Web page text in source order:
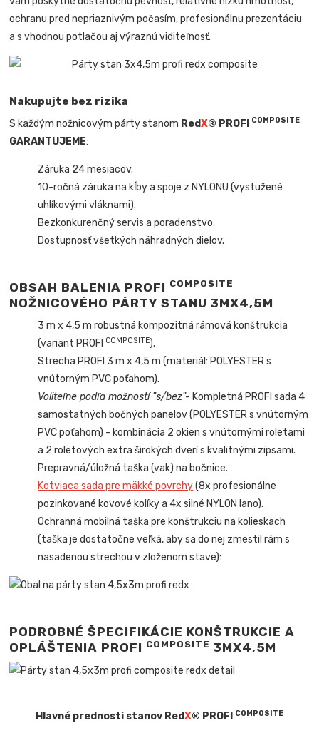
ochranu pred nepriaznivým počasím, profesionálnu prezentáciu
a s vhodnou potlačou aj výraznú viditeľnosť.
Nakupujte bez rizika
S každým nožnicovým párty stanom RedX® PROFI COMPOSITE
GARANTUJEME:
Záruka 24 mesiacov.
10-ročná záruka na kĺby a spoje z NYLONU (vystužené
uhlíkovými vláknami).
Bezkonkurenčný servis a poradenstvo.
Dostupnosť všetkých náhradných dielov.
OBSAH BALENIA PROFI COMPOSITE
NOŽNICOVÉHO PÁRTY STANU 3MX4,5M
3 m x 4,5 m robustná kompozitná rámová konštrukcia
(variant PROFI
COMPOSITE).
Strecha PROFI 3 m x 4,5 m (materiál: POLYESTER s
vnútorným PVC poťahom).
Voliteľne podľa možností "s/bez"- Kompletná PROFI sada 4
samostatných bočných panelov (POLYESTER s vnútorným
PVC poťahom) - kombinácia 2 okien s vnútornými roletami
a 2 roletových extra širokých dverí s kvalitnými zipsami.
Prepravná/úložná taška (vak) na bočnice.
Kotviaca sada pre mäkké povrchy(8x profesionálne
pozinkované kovové kolíky a 4x silné NYLON lano).
Ochranná mobilná taška pre konštrukciu na kolieskach
(taška je dostatočne veľká, aby sa do nej zmestil rám s
nasadenou strechou v zloženom stave):
PODROBNÉ ŠPECIFIKÁCIE KONŠTRUKCIE A
OPLÁŠTENIA PROFI COMPOSITE 3MX4,5M
Hlavné prednosti stanov RedX® PROFI COMPOSITE